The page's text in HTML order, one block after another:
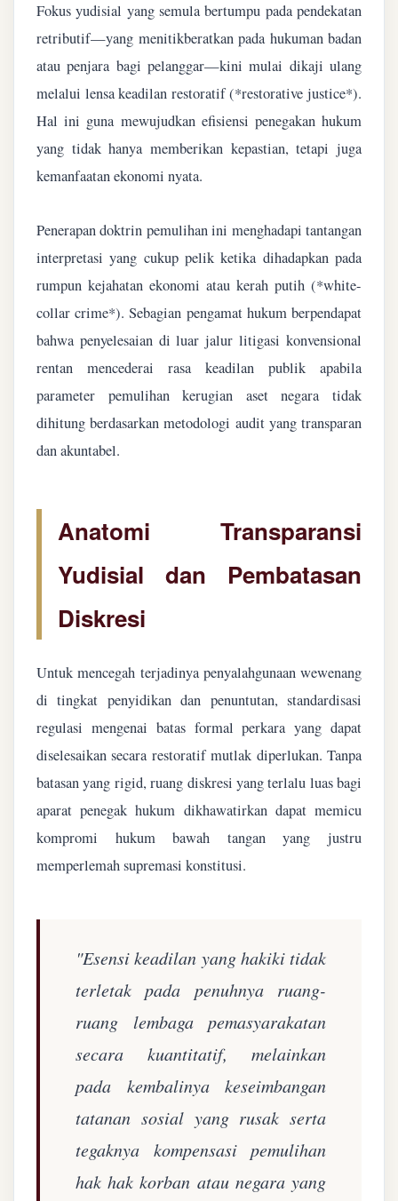
Fokus yudisial yang semula bertumpu pada pendekatan
retributif—yang menitikberatkan pada hukuman badan
atau penjara bagi pelanggar—kini mulai dikaji ulang
melalui lensa keadilan restoratif (*restorative justice*).
Hal ini guna mewujudkan efisiensi penegakan hukum
yang tidak hanya memberikan kepastian, tetapi juga
kemanfaatan ekonomi nyata.
Penerapan doktrin pemulihan ini menghadapi tantangan
interpretasi yang cukup pelik ketika dihadapkan pada
rumpun kejahatan ekonomi atau kerah putih (*white-
collar crime*). Sebagian pengamat hukum berpendapat
bahwa penyelesaian di luar jalur litigasi konvensional
rentan mencederai rasa keadilan publik apabila
parameter pemulihan kerugian aset negara tidak
dihitung berdasarkan metodologi audit yang transparan
dan akuntabel.
Anatomi Transparansi
Yudisial dan Pembatasan
Diskresi
Untuk mencegah terjadinya penyalahgunaan wewenang
di tingkat penyidikan dan penuntutan, standardisasi
regulasi mengenai batas formal perkara yang dapat
diselesaikan secara restoratif mutlak diperlukan. Tanpa
batasan yang rigid, ruang diskresi yang terlalu luas bagi
aparat penegak hukum dikhawatirkan dapat memicu
kompromi hukum bawah tangan yang justru
memperlemah supremasi konstitusi.
"Esensi keadilan yang hakiki tidak
terletak pada penuhnya ruang-
ruang lembaga pemasyarakatan
secara kuantitatif, melainkan
pada kembalinya keseimbangan
tatanan sosial yang rusak serta
tegaknya kompensasi pemulihan
hak hak korban atau negara yang